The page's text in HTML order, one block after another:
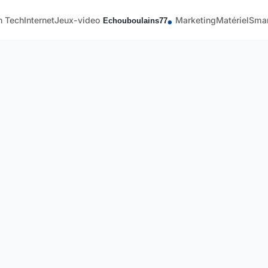
TechInternetJeux-video MarketingMatériel